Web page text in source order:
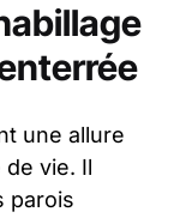
une allure
de vie. Il
parois